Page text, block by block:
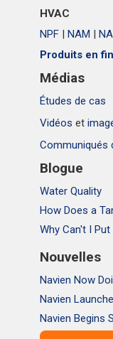
HVAC
NPF | NAM |
Produits en
Médias
Études de cas
Vidéos et
Communiqués
Blogue
Water Quality
How Does a
Nouvelles
Navien